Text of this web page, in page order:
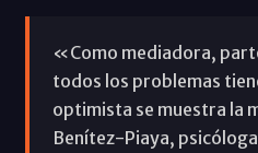
«Como mediadora,
todos los problemas
optimista se muestra la
Benítez-Piaya,